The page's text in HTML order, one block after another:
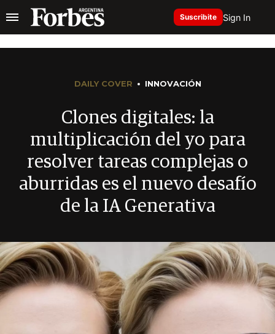
Suscribite Sign In
DAILY COVER INNOVACIÓN
Clones digitales: la
multiplicación del yo para
resolver tareas complejas o
aburridas es el nuevo desafío
de la IA Generativa